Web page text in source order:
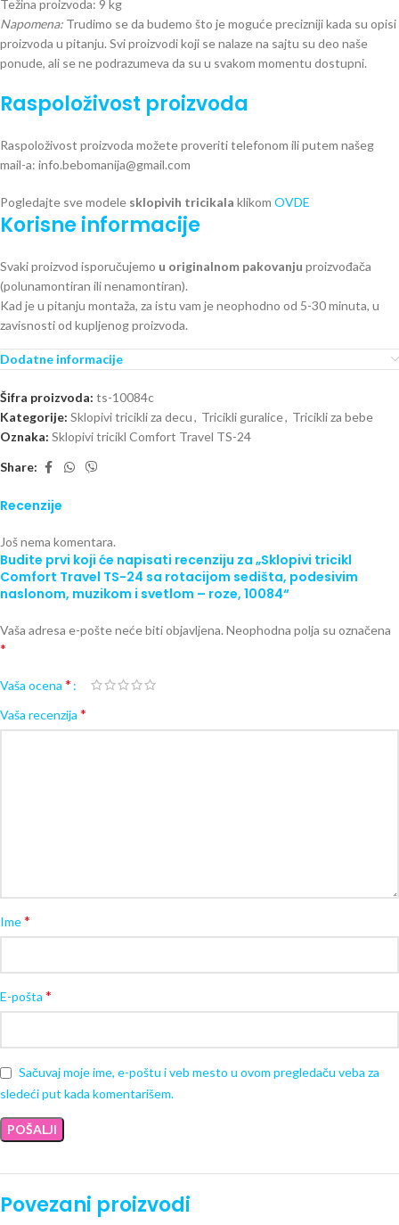
Težina proizvoda: 9 kg
Napomena: Trudimo se da budemo što je moguće precizniji kada su opisi
proizvoda u pitanju. Svi proizvodi koji se nalaze na sajtu su deo naše
ponude, ali se ne podrazumeva da su u svakom momentu dostupni.
Raspoloživost proizvoda
Raspoloživost proizvoda možete proveriti telefonom ili putem našeg
mail-a: info.bebomanija@gmail.com
Pogledajte sve modele sklopivih tricikala klikom OVDE
Korisne informacije
Svaki proizvod isporučujemo u originalnom pakovanju proizvođača
(polunamontiran ili nenamontiran).
Kad je u pitanju montaža, za istu vam je neophodno od 5-30 minuta, u
zavisnosti od kupljenog proizvoda.
Dodatne informacije
Šifra proizvoda: ts-10084c
Kategorije: Sklopivi tricikli za decu, Tricikli guralice, Tricikli za bebe
Oznaka: Sklopivi tricikl Comfort Travel TS-24
Share:
Recenzije
Još nema komentara.
Budite prvi koji će napisati recenziju za „Sklopivi tricikl
Comfort Travel TS-24 sa rotacijom sedišta, podesivim
naslonom, muzikom i svetlom – roze, 10084“
Vaša adresa e-pošte neće biti objavljena. Neophodna polja su označena
*
Vaša ocena *
Vaša recenzija *
Ime*
E-pošta *
Sačuvaj moje ime, e-poštu i veb mesto u ovom pregledaču veba za
sledeći put kada komentarišem.
Povezani proizvodi